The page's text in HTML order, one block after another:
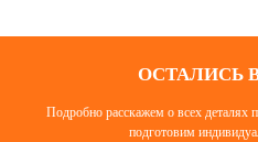
ОСТАЛИСЬ
Подробно расскажем о всех деталях
подготовим